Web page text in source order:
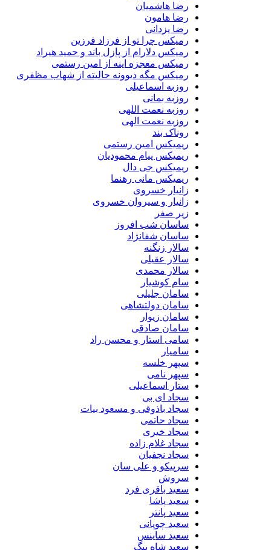
رضا هاشمیان
رضا هامون
رضا یزدانی
رمیکس چرا تو از فرزاد فرزین
رمیکس دلارام از پازل باند و حمید هیراد
رمیکس معجزه اینه از امین رستمی
رمیکس مگه دیوونه حالیته از شهاب مظفری
روزبه اسماعیلی
روزبه بمانی
روزبه نعمت اللهی
روزبه نعمت الهی
روناک بند
ریمیکس امین رستمی
ریمیکس پیام محمودیان
ریمیکس جی دال
ریمیکس مانی رهنما
زانیار خسروی
زانیار و سیروان خسروی
زیر صفر
ساسان شب افروز
ساسان شفانژاد
سالار زنگنه
سالار عقیلی
سالار محمدی
سام کوشیار
سامان جلیلی
سامان دولتشاهی
سامان زیوار
سامان صادقی
سامی استار و محسن راد
سامیار
سپهر خلسه
سپهر نامی
ستار اسماعیلی
سجاد ای بی
سجاد باذوقی و مسعود بیات
سجاد حاتمی
سجاد خیری
سجاد غلام زاده
سجاد نجفیان
سرپیکو و علی سان
سروش
سعید باقری فرد
سعید پاشا
سعید پانتر
سعید چوپانی
سعید ساینس
سعید شاه بیگ